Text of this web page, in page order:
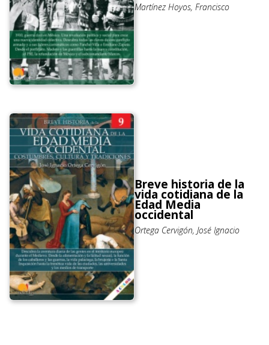
Martínez Hoyos, Francisco
Breve historia de la
vida cotidiana de la
Edad Media
occidental
Ortega Cervigón, José Ignacio